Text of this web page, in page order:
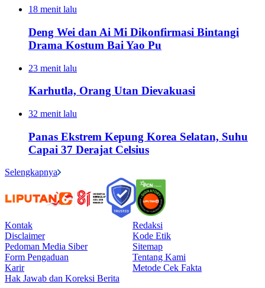
18 menit lalu
Deng Wei dan Ai Mi Dikonfirmasi Bintangi
Drama Kostum Bai Yao Pu
23 menit lalu
Karhutla, Orang Utan Dievakuasi
32 menit lalu
Panas Ekstrem Kepung Korea Selatan, Suhu
Capai 37 Derajat Celsius
Selengkapnya
Kontak
Redaksi
Disclaimer
Kode Etik
Pedoman Media Siber
Sitemap
Form Pengaduan
Tentang Kami
Karir
Metode Cek Fakta
Hak Jawab dan Koreksi Berita